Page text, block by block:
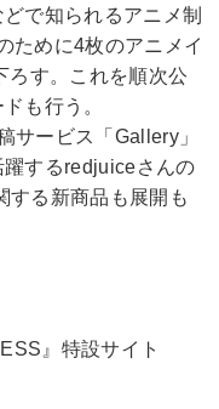
で知られるアニメ制
ために4枚のアニメイ
ろす。これを順次公
も行う。
サービス「Gallery」
するredjuiceさんの
する新商品も展開も
』特設サイト